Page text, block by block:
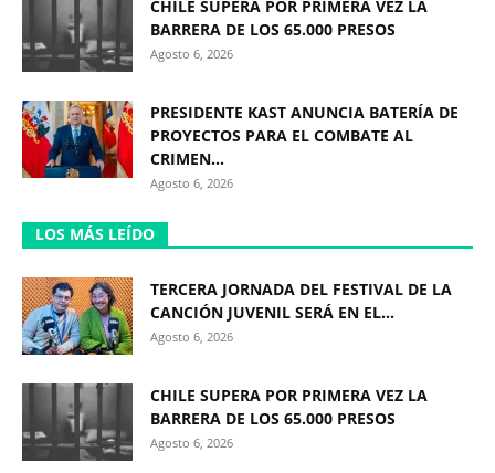
CHILE SUPERA POR PRIMERA VEZ LA
BARRERA DE LOS 65.000 PRESOS
Agosto 6, 2026
PRESIDENTE KAST ANUNCIA BATERÍA DE
PROYECTOS PARA EL COMBATE AL
CRIMEN...
Agosto 6, 2026
LOS MÁS LEÍDO
TERCERA JORNADA DEL FESTIVAL DE LA
CANCIÓN JUVENIL SERÁ EN EL...
Agosto 6, 2026
CHILE SUPERA POR PRIMERA VEZ LA
BARRERA DE LOS 65.000 PRESOS
Agosto 6, 2026